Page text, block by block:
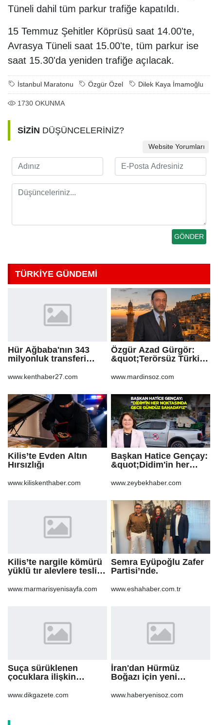
Tüneli dahil tüm parkur trafiğe kapatıldı.
15 Temmuz Şehitler Köprüsü saat 14.00'te,
Avrasya Tüneli saat 15.00'te, tüm parkur ise
saat 15.30'da yeniden trafiğe açılacak.
İstanbul Maratonu Özgür Özel Dilek Kaya İmamoğlu
1730 OKUNMA
SİZİN DÜŞÜNCELERİNİZ?
Website Yorumları
TÜRKİYE GÜNDEMİ
Hür Ağbaba'nın 343
milyonluk transferi
Ağbaba'ya milyonlar
www.kenthaber27.com
Özgür Azad Gürgör:
&quot;Terörsüz Türkiye
Turizmi İçin Yeni Bir
Başlangıcıdır&quot;
www.mardinsoz.com
Kilis’te Evden Altın
Hırsızlığı
www.kiliskenthaber.com
Başkan Hatice Gençay:
&quot;Didim'in her
gündüz
www.zeybekhaber.com
Kilis’te nargile kömürü
yüklü tır alevlere teslim
www.marmarisyenisayfa.com
Semra Eyüpoğlu Zafer
Partisi’nde.
www.eshahaber.com.tr
Suça sürüklenen
çocuklara ilişkin
kanun teklifi'nin ilk 2
www.dikgazete.com
İran'dan Hürmüz
Boğazı için yeni
www.haberyenisoz.com